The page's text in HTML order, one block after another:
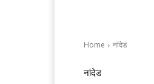
Home नांदेड
नांदेड